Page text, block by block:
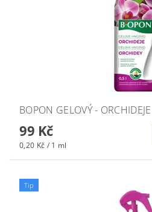
BOPON GELOVÝ -
99 Kč
0,20 Kč / 1 ml
Tip